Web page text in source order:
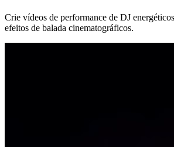
Crie vídeos de performance de DJ
efeitos de balada cinematográficos.